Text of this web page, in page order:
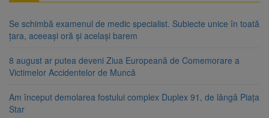
Se schimbă examenul de medic specialist. Subiecte unice în toată
țara, aceeași oră și același barem
8 august ar putea deveni Ziua Europeană de Comemorare a
Victimelor Accidentelor de Muncă
Am început demolarea fostului complex Duplex 91, de lângă Piața
Star